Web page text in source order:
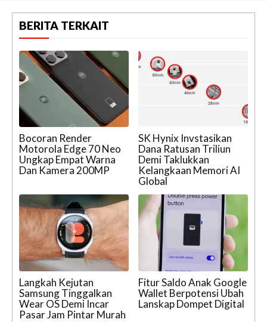
BERITA TERKAIT
Bocoran Render
Motorola Edge 70 Neo
Ungkap Empat Warna
Dan Kamera 200MP
SK Hynix Invstasikan
Dana Ratusan Triliun
Demi Taklukkan
Kelangkaan Memori AI
Global
Langkah Kejutan
Samsung Tinggalkan
Wear OS Demi Incar
Pasar Jam Pintar Murah
Fitur Saldo Anak Google
Wallet Berpotensi Ubah
Lanskap Dompet Digital